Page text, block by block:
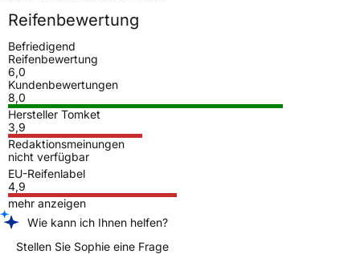
Reifenbewertung
Befriedigend
Reifenbewertung
6,0
Kundenbewertungen
8,0
Hersteller Tomket
3,9
Redaktionsmeinungen
nicht verfügbar
EU-Reifenlabel
4,9
mehr anzeigen
Wie kann ich Ihnen helfen?
Stellen Sie Sophie eine Frage